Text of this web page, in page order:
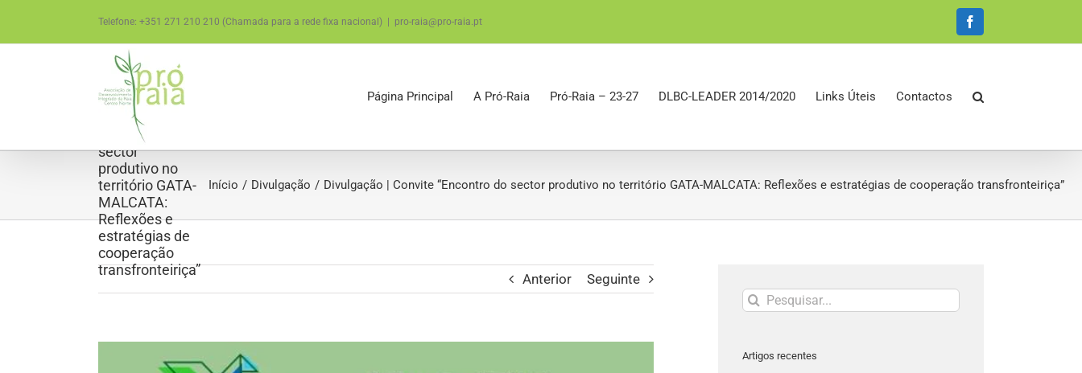
content
Telefone: +351 271 210 210 (Chamada para a rede fixa nacional) pro-raia@pro-raia.pt Facebook
Página Principal A Pró-Raia Pró-Raia – 23-27 DLBC-LEADER 2014/2020 Links Úteis Contactos
Divulgação |
Convite
“Encontro do
sector
produtivo no
território GATA-
MALCATA:
Reflexões e
estratégias de
cooperação
transfronteiriça”
Início Divulgação Divulgação | Convite “Encontro do sector produtivo no território GATA-MALCATA: Reflexões e estratégias de cooperação transfronteiriça”
Anterior Seguinte
Pesquisar
Artigos recentes